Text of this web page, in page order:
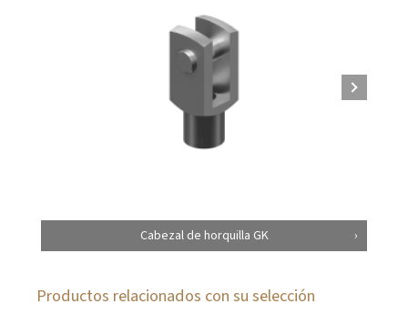
Cabezal de horquilla GK
Productos relacionados con su selección